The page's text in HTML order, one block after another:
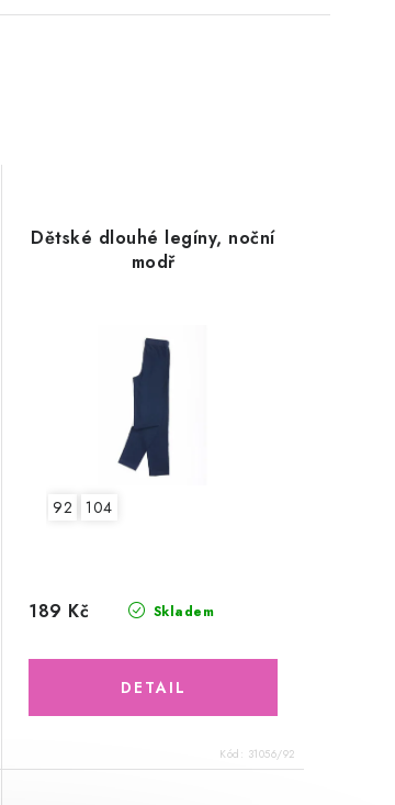
Dětské dlouhé legíny, noční
modř
92 104
Skladem
189 Kč
Kód: 31056/92